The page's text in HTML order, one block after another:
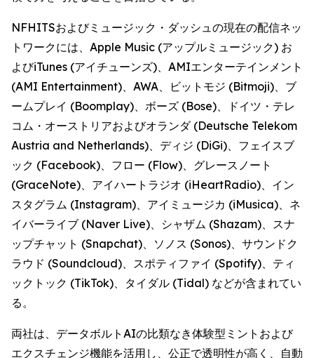
NFHITSおよびミュージック・ダッシュの現在の配信ネッ
トワークには、Apple Music (アップルミュージック) お
よびiTunes (アイチューンズ)、AMIエンターテインメント
(AMI Entertainment)、AWA、ビットモジ (Bitmoji)、ブ
ームプレイ (Boomplay)、ボーズ (Bose)、ドイツ・テレ
コム・オーストリアおよびオランダ (Deutsche Telekom
Austria and Netherlands)、ディジ (DiGi)、フェイスブ
ック (Facebook)、フロー (Flow)、グレースノート
(GraceNote)、アイハートラジオ (iHeartRadio)、イン
スタグラム (Instagram)、アイミュージカ (iMusica)、ネ
イバーライブ (Naver Live)、シャザム (Shazam)、スナ
ップチャット (Snapchat)、ソノス (Sonos)、サウンドク
ラウド (Soundcloud)、スポティファイ (Spotify)、ティ
ックトック (TikTok)、タイダル (Tidal) などが含まれてい
る。
両社は、データボルトAIの比類なき体験型ミントおよび
エクスチェンジ機能を活用し、公正で透明性が高く、自動